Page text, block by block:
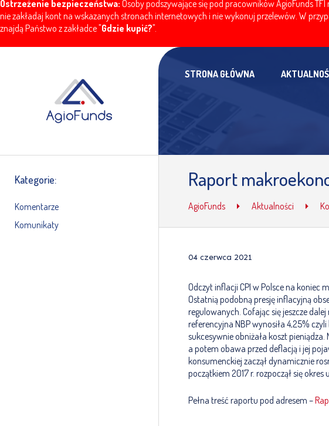
Ostrzeżenie bezpieczeństwa: Osoby podszywające się pod pracowników AgioFunds
nie zakładaj kont na wskazanych stronach internetowych i nie wykonuj przelewów. W
znajdą Państwo z zakładce "Gdzie kupić?".
STRONA GŁÓWNA
Kategorie:
Komentarze
Komunikaty
Raport
AgioFunds Aktualności
04 czerwca 2021
Odczyt inflacji CPI w Polsce na koniec
Ostatnią podobną presję inflacyjną
regulowanych. Cofając się jeszcze
referencyjna NBP wynosiła 4,25%
sukcesywnie obniżała koszt
a potem obawa przed deflacją i jej
konsumenckiej zaczął dynamicznie
początkiem 2017 r. rozpoczął się
Pełna treść raportu pod adresem –